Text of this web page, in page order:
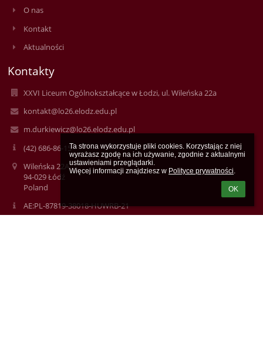
Ta strona wykorzystuje pliki cookies. Korzystając z niej
wyrażasz zgodę na ich używanie, zgodnie z aktualnymi
ustawieniami przeglądarki.
Więcej informacji znajdziesz w Polityce prywatności.
OK
O nas
Kontakt
Aktualności
Kontakty
XXVI Liceum Ogólnokształcące w Łodzi, ul. Wileńska 22a
kontakt@lo26.elodz.edu.pl
m.durkiewicz@lo26.elodz.edu.pl
(42) 686-86-15
Wileńska 22A
94-029 Łódź
Poland
AE:PL-87819-38018-HUWRB-21